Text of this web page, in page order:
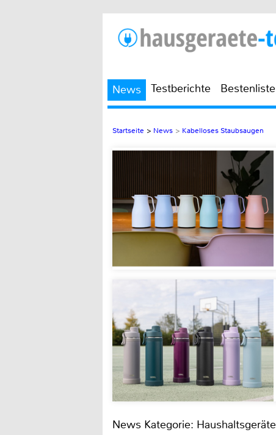
News Testberichte Bestenliste
Startseite > News > Kabelloses Staubsaugen
News Kategorie: Haushaltsgeräte